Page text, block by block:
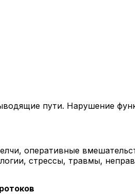
пути. Нарушение
оперативные
стрессы, травмы,